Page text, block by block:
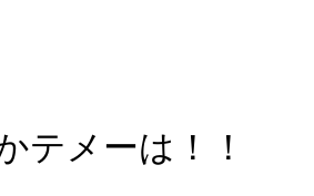
テメーは！！